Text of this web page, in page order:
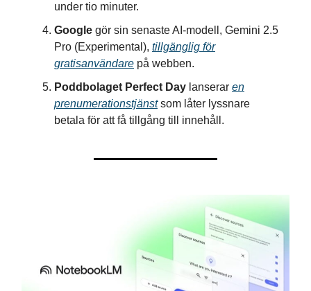
under tio minuter.
Google gör sin senaste AI-modell, Gemini 2.5
Pro (Experimental), tillgänglig för
gratisanvändare på webben.
Poddbolaget Perfect Day lanserar en
prenumerationstjänstsom låter lyssnare
betala för att få tillgång till innehåll.